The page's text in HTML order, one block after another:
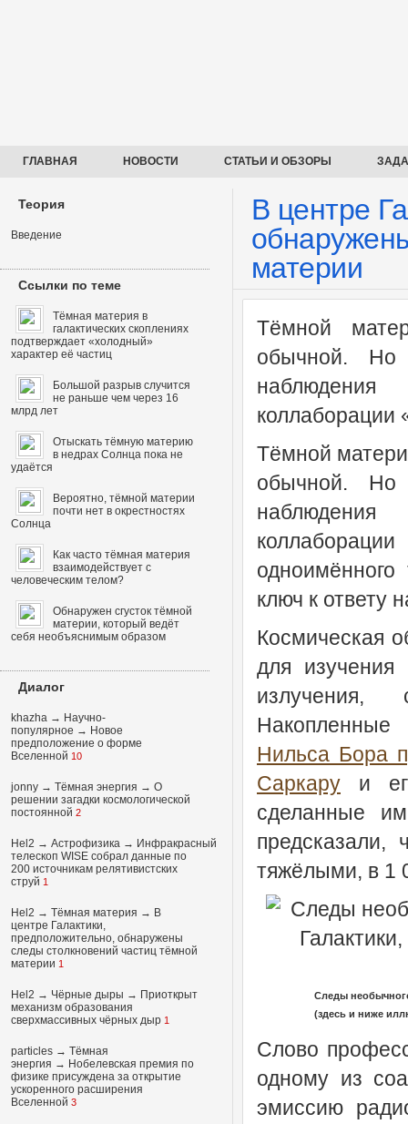
ГЛАВНАЯ НОВОСТИ СТАТЬИ И ОБЗОРЫ
В центре
материи
Тёмной
обычной. Но
коллаборации
Тёмной
обычной. Но
ключ к ответу
Космическая
для изучения
излучения,
Нильса Бора
Саркару и
сделанные
тяжёлыми, в 1
Следы
(здесь и ниже
Слово
одному из
эмиссию
Теория
Введение
Ссылки по теме
Тёмная материя в
галактических скоплениях
подтверждает «холодный»
характер её частиц
Большой разрыв случится
не раньше чем через 16
млрд лет
Отыскать тёмную материю
в недрах Солнца пока не
удаётся
Вероятно, тёмной материи
почти нет в окрестностях
Солнца
Как часто тёмная материя
взаимодействует с
человеческим телом?
Обнаружен сгусток тёмной
материи, который ведёт
себя необъяснимым образом
Диалог
khazha → Научно-
популярное → Новое
предположение о форме
Вселенной 10
jonny → Тёмная энергия → О
решении загадки космологической
постоянной 2
Hel2 → Астрофизика → Инфракрасный
телескоп WISE собрал данные по
200 источникам релятивистских
струй 1
Hel2 → Тёмная материя → В
центре Галактики,
предположительно, обнаружены
следы столкновений частиц тёмной
материи 1
Hel2 → Чёрные дыры → Приоткрыт
механизм образования
сверхмассивных чёрных дыр 1
particles → Тёмная
энергия → Нобелевская премия по
физике присуждена за открытие
ускоренного расширения
Вселенной 3